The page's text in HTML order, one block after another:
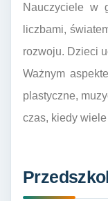
Nauczyciele w
liczbami,
rozwoju. Dzieci
Ważnym
plastyczne,
czas, kiedy